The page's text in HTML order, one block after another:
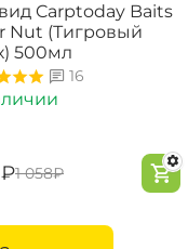
Carptoday Baits
Nut (Тигровый
500мл
16
₽‍1 058‍₽